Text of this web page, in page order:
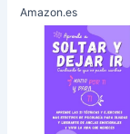
Amazon.es